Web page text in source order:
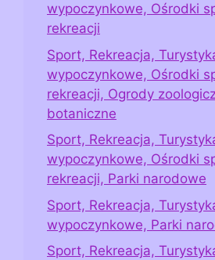
wypoczynkowe, Ośrodki
rekreacji
Sport, Rekreacja,
wypoczynkowe, Ośrodki
rekreacji, Ogrody
botaniczne
Sport, Rekreacja,
wypoczynkowe, Ośrodki
rekreacji, Parki narodowe
Sport, Rekreacja,
wypoczynkowe, Parki
Sport, Rekreacja,